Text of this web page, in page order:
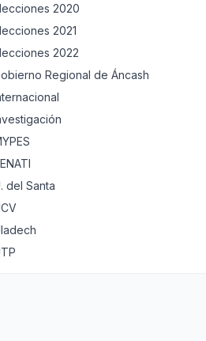
2020
2021
2022
Regional de Áncash
del Santa